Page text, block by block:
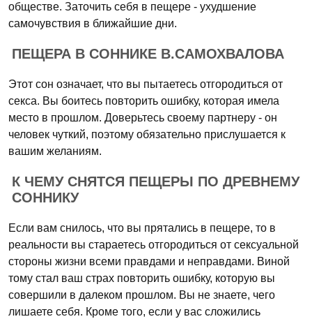
обществе. Заточить себя в пещере - ухудшение
самочувствия в ближайшие дни.
ПЕЩЕРА В СОННИКЕ В.САМОХВАЛОВА
Этот сон означает, что вы пытаетесь отгородиться от
секса. Вы боитесь повторить ошибку, которая имела
место в прошлом. Доверьтесь своему партнеру - он
человек чуткий, поэтому обязательно прислушается к
вашим желаниям.
К ЧЕМУ СНЯТСЯ ПЕЩЕРЫ ПО ДРЕВНЕМУ
СОННИКУ
Если вам снилось, что вы прятались в пещере, то в
реальности вы стараетесь отгородиться от сексуальной
стороны жизни всеми правдами и неправдами. Виной
тому стал ваш страх повторить ошибку, которую вы
совершили в далеком прошлом. Вы не знаете, чего
лишаете себя. Кроме того, если у вас сложились